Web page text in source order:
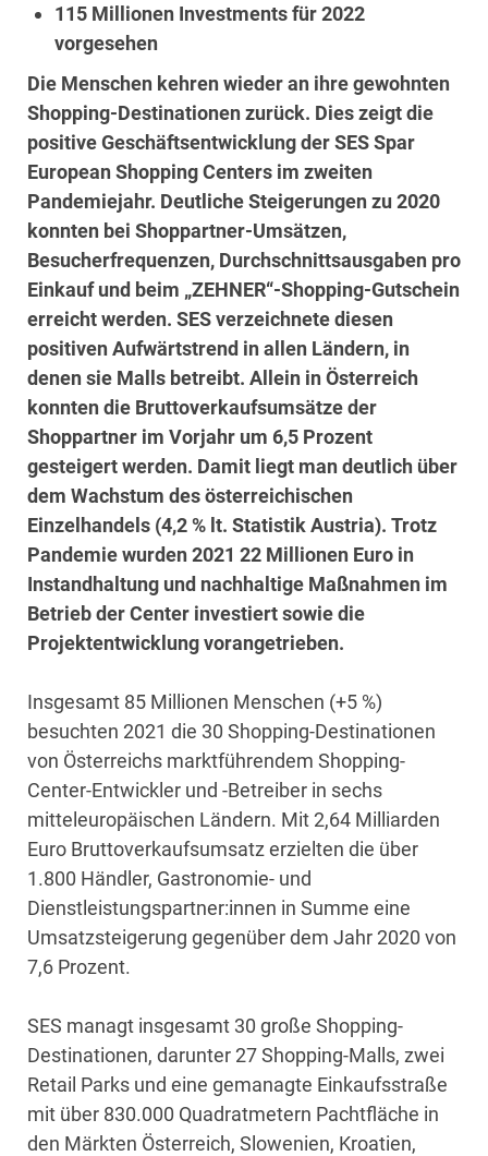
115 Millionen Investments für 2022
vorgesehen
Die Menschen kehren wieder an ihre gewohnten
Shopping-Destinationen zurück. Dies zeigt die
positive Geschäftsentwicklung der SES Spar
European Shopping Centers im zweiten
Pandemiejahr. Deutliche Steigerungen zu 2020
konnten bei Shoppartner-Umsätzen,
Besucherfrequenzen, Durchschnittsausgaben pro
Einkauf und beim „ZEHNER“-Shopping-Gutschein
erreicht werden. SES verzeichnete diesen
positiven Aufwärtstrend in allen Ländern, in
denen sie Malls betreibt. Allein in Österreich
konnten die Bruttoverkaufsumsätze der
Shoppartner im Vorjahr um 6,5 Prozent
gesteigert werden. Damit liegt man deutlich über
dem Wachstum des österreichischen
Einzelhandels (4,2 % lt. Statistik Austria). Trotz
Pandemie wurden 2021 22 Millionen Euro in
Instandhaltung und nachhaltige Maßnahmen im
Betrieb der Center investiert sowie die
Projektentwicklung vorangetrieben.
Insgesamt 85 Millionen Menschen (+5 %)
besuchten 2021 die 30 Shopping-Destinationen
von Österreichs marktführendem Shopping-
Center-Entwickler und -Betreiber in sechs
mitteleuropäischen Ländern. Mit 2,64 Milliarden
Euro Bruttoverkaufsumsatz erzielten die über
1.800 Händler, Gastronomie- und
Dienstleistungspartner:innen in Summe eine
Umsatzsteigerung gegenüber dem Jahr 2020 von
7,6 Prozent.
SES managt insgesamt 30 große Shopping-
Destinationen, darunter 27 Shopping-Malls, zwei
Retail Parks und eine gemanagte Einkaufsstraße
mit über 830.000 Quadratmetern Pachtfläche in
den Märkten Österreich, Slowenien, Kroatien,